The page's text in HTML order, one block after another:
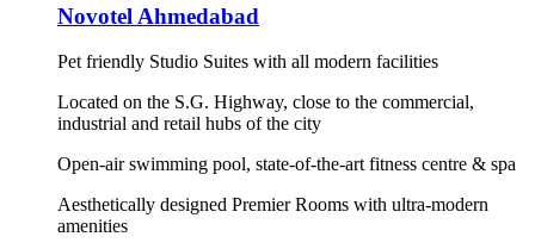
Novotel Ahmedabad
Pet friendly Studio Suites with all modern facilities
Located on the S.G. Highway, close to the commercial,
industrial and retail hubs of the city
Open-air swimming pool, state-of-the-art fitness centre & spa
Aesthetically designed Premier Rooms with ultra-modern
amenities